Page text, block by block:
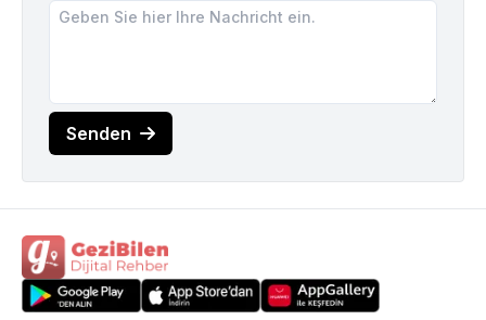
Senden